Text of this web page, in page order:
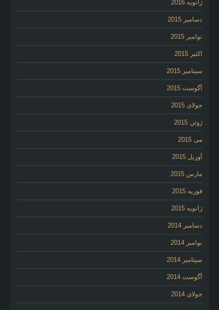
ژانویه 2016
دسامبر 2015
نوامبر 2015
اکتبر 2015
سپتامبر 2015
آگوست 2015
جولای 2015
ژوئن 2015
می 2015
آوریل 2015
مارس 2015
فوریه 2015
ژانویه 2015
دسامبر 2014
نوامبر 2014
سپتامبر 2014
آگوست 2014
جولای 2014